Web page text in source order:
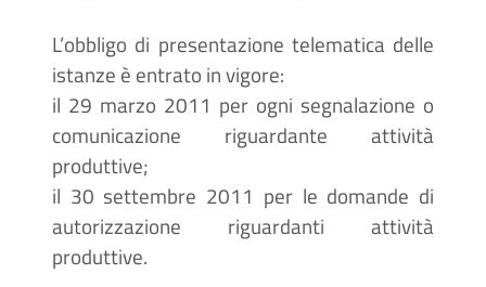
L’obbligo di presentazione telematica delle
istanze è entrato in vigore:
il 29 marzo 2011 per ogni segnalazione o
comunicazione riguardante attività
produttive;
il 30 settembre 2011 per le domande di
autorizzazione riguardanti attività
produttive.